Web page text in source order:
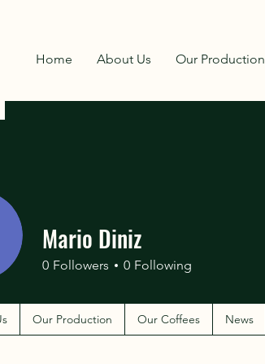
Home About Us Our Production
Mario Diniz
0 Followers 0 Following
Our Production Our Coffees News